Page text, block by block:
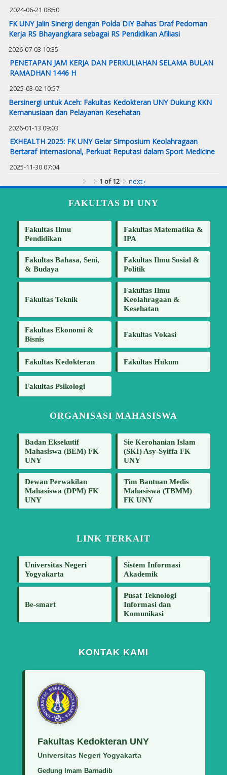
2024-06-21 08:50
FK UNY Jalin Sinergi dengan Polda DIY Bahas Draf Pedoman
Kerja RS Bhayangkara sebagai RS Pendidikan Afiliasi
2026-07-03 10:35
PENETAPAN JAM KERJA DAN PERKULIAHAN SELAMA BULAN
RAMADHAN 1446 H
2025-03-02 10:57
Bersinergi untuk Aceh: Fakultas Kedokteran UNY Dukung KKN
Kemanusiaan dan Pelayanan Kesehatan
2026-01-13 09:03
EXHEALTH 2025: FK UNY Gelar Simposium Keolahragaan
Bertaraf Internasional, Perkuat Reputasi dalam Sport Medicine
2025-11-30 07:04
1 of 12
next ›
FAKULTAS DI UNY
Fakultas Ilmu
Pendidikan
Fakultas Matematika &
IPA
Fakultas Bahasa, Seni,
& Budaya
Fakultas Ilmu Sosial &
Politik
Fakultas Teknik
Fakultas Ilmu
Keolahragaan &
Kesehatan
Fakultas Ekonomi &
Bisnis
Fakultas Vokasi
Fakultas Kedokteran Fakultas Hukum
Fakultas Psikologi
ORGANISASI MAHASISWA
Badan Eksekutif
Mahasiswa (BEM) FK
UNY
Sie Kerohanian Islam
(SKI) Asy-Syiffa FK
UNY
Dewan Perwakilan
Mahasiswa (DPM) FK
UNY
Tim Bantuan Medis
Mahasiswa (TBMM)
FK UNY
LINK TERKAIT
Universitas Negeri
Yogyakarta
Sistem Informasi
Akademik
Be-smart
Pusat Teknologi
Informasi dan
Komunikasi
KONTAK KAMI
Fakultas Kedokteran UNY
Universitas Negeri Yogyakarta
Gedung Imam Barnadib